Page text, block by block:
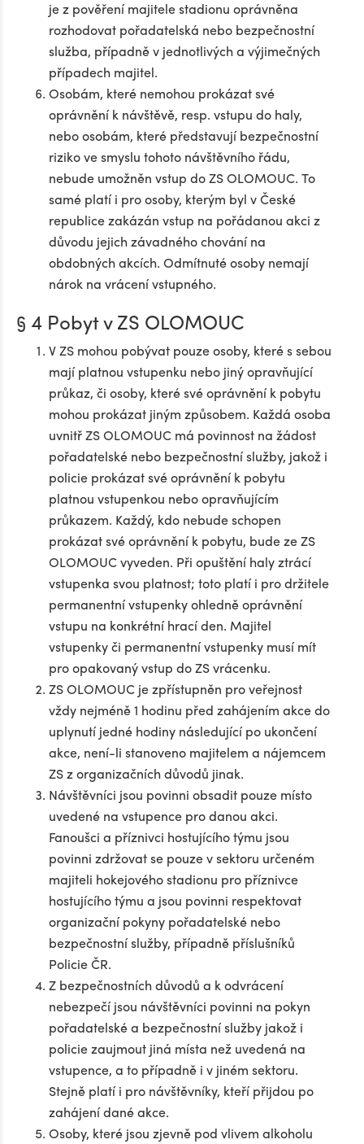
je z pověření majitele stadionu oprávněna
rozhodovat pořadatelská nebo bezpečnostní
služba, případně v jednotlivých a výjimečných
případech majitel.
Osobám, které nemohou prokázat své
oprávnění k návštěvě, resp. vstupu do haly,
nebo osobám, které představují bezpečnostní
riziko ve smyslu tohoto návštěvního řádu,
nebude umožněn vstup do ZS OLOMOUC. To
samé platí i pro osoby, kterým byl v České
republice zakázán vstup na pořádanou akci z
důvodu jejich závadného chování na
obdobných akcích. Odmítnuté osoby nemají
nárok na vrácení vstupného.
§ 4 Pobyt v ZS OLOMOUC
V ZS mohou pobývat pouze osoby, které s sebou
mají platnou vstupenku nebo jiný opravňující
průkaz, či osoby, které své oprávnění k pobytu
mohou prokázat jiným způsobem. Každá osoba
uvnitř ZS OLOMOUC má povinnost na žádost
pořadatelské nebo bezpečnostní služby, jakož i
policie prokázat své oprávnění k pobytu
platnou vstupenkou nebo opravňujícím
průkazem. Každý, kdo nebude schopen
prokázat své oprávnění k pobytu, bude ze ZS
OLOMOUC vyveden. Při opuštění haly ztrácí
vstupenka svou platnost; toto platí i pro držitele
permanentní vstupenky ohledně oprávnění
vstupu na konkrétní hrací den. Majitel
vstupenky či permanentní vstupenky musí mít
pro opakovaný vstup do ZS vrácenku.
ZS OLOMOUC je zpřístupněn pro veřejnost
vždy nejméně 1 hodinu před zahájením akce do
uplynutí jedné hodiny následující po ukončení
akce, není-li stanoveno majitelem a nájemcem
ZS z organizačních důvodů jinak.
Návštěvníci jsou povinni obsadit pouze místo
uvedené na vstupence pro danou akci.
Fanoušci a příznivci hostujícího týmu jsou
povinni zdržovat se pouze v sektoru určeném
majiteli hokejového stadionu pro příznivce
hostujícího týmu a jsou povinni respektovat
organizační pokyny pořadatelské nebo
bezpečnostní služby, případně příslušníků
Policie ČR.
Z bezpečnostních důvodů a k odvrácení
nebezpečí jsou návštěvníci povinni na pokyn
pořadatelské a bezpečnostní služby jakož i
policie zaujmout jiná místa než uvedená na
vstupence, a to případně i v jiném sektoru.
Stejně platí i pro návštěvníky, kteří přijdou po
zahájení dané akce.
Osoby, které jsou zjevně pod vlivem alkoholu